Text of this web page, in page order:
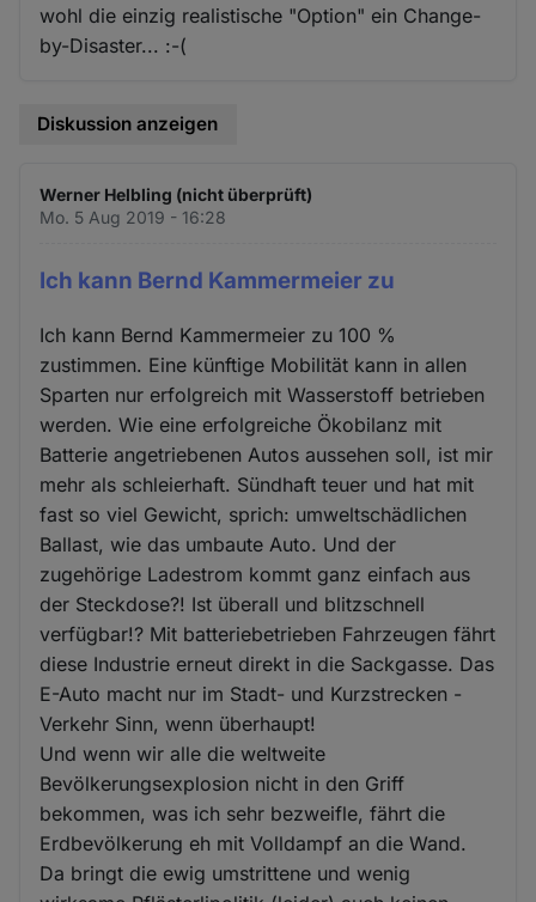
wohl die einzig realistische "Option" ein Change-
by-Disaster... :-(
Diskussion anzeigen
Werner Helbling (nicht überprüft)
Mo. 5 Aug 2019 - 16:28
Ich kann Bernd Kammermeier zu
Ich kann Bernd Kammermeier zu 100 %
zustimmen. Eine künftige Mobilität kann in allen
Sparten nur erfolgreich mit Wasserstoff betrieben
werden. Wie eine erfolgreiche Ökobilanz mit
Batterie angetriebenen Autos aussehen soll, ist mir
mehr als schleierhaft. Sündhaft teuer und hat mit
fast so viel Gewicht, sprich: umweltschädlichen
Ballast, wie das umbaute Auto. Und der
zugehörige Ladestrom kommt ganz einfach aus
der Steckdose?! Ist überall und blitzschnell
verfügbar!? Mit batteriebetrieben Fahrzeugen fährt
diese Industrie erneut direkt in die Sackgasse. Das
E-Auto macht nur im Stadt- und Kurzstrecken -
Verkehr Sinn, wenn überhaupt!
Und wenn wir alle die weltweite
Bevölkerungsexplosion nicht in den Griff
bekommen, was ich sehr bezweifle, fährt die
Erdbevölkerung eh mit Volldampf an die Wand.
Da bringt die ewig umstrittene und wenig